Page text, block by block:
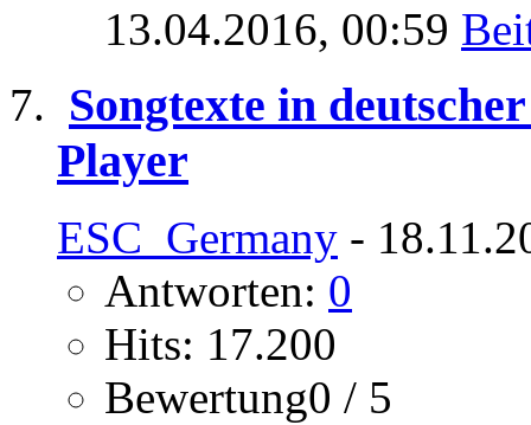
13.04.2016, 00:59
Songtexte in
Player
ESC_Germany -
Antworten: 0
Hits: 17.200
Bewertung0 / 5